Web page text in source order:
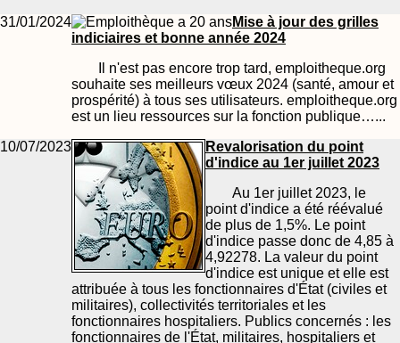
31/01/2024
Mise à jour des grilles
indiciaires et bonne année 2024
Il n'est pas encore trop tard, emploitheque.org
souhaite ses meilleurs vœux 2024 (santé, amour et
prospérité) à tous ses utilisateurs. emploitheque.org
est un lieu ressources sur la fonction publique…...
10/07/2023
Revalorisation du point
d'indice au 1er juillet 2023
Au 1er juillet 2023, le
point d'indice a été réévalué
de plus de 1,5%. Le point
d'indice passe donc de 4,85 à
4,92278. La valeur du point
d'indice est unique et elle est
attribuée à tous les fonctionnaires d'État (civiles et
militaires), collectivités territoriales et les
fonctionnaires hospitaliers. Publics concernés : les
fonctionnaires de l'État, militaires, hospitaliers et